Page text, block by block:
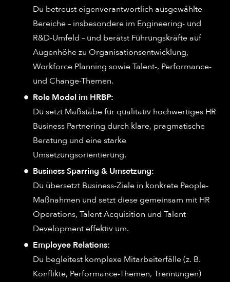
Du betreust eigenverantwortlich ausgewählte
Bereiche – insbesondere im Engineering- und
R&D-Umfeld – und berätst Führungskräfte auf
Augenhöhe zu Organisationsentwicklung,
Workforce Planning sowie Talent-, Performance-
und Change-Themen.
Role Model im HRBP:
Du setzt Maßstäbe für qualitativ hochwertiges HR
Business Partnering durch klare, pragmatische
Beratung und eine starke
Umsetzungsorientierung.
Business Sparring & Umsetzung:
Du übersetzt Business-Ziele in konkrete People-
Maßnahmen und setzt diese gemeinsam mit HR
Operations, Talent Acquisition und Talent
Development effektiv um.
Employee Relations:
Du begleitest komplexe Mitarbeiterfälle (z. B.
Konflikte, Performance-Themen, Trennungen)